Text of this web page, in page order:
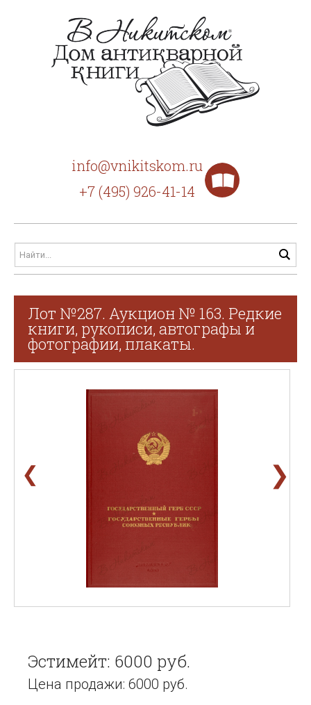
info@vnikitskom.ru
+7 (495) 926-41-14
Лот №287. Аукцион № 163. Редкие
книги, рукописи, автографы и
фотографии, плакаты.
❮ ❯
Эстимейт: 6000 руб.
Цена продажи: 6000 руб.